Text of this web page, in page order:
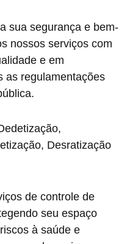
sua segurança e bem-
nossos serviços com
e em
as regulamentações
Desratização
de controle de
seu espaço
à saúde e